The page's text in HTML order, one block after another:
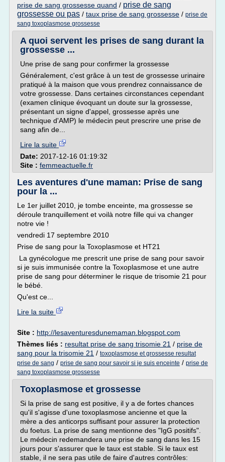
prise de sang grossesse quand / prise de sang
grossesse ou pas / taux prise de sang grossesse / prise de
sang toxoplasmose grossesse
A quoi servent les prises de sang durant la
grossesse ...
Une prise de sang pour confirmer la grossesse
Généralement, c'est grâce à un test de grossesse urinaire
pratiqué à la maison que vous prendrez connaissance de
votre grossesse. Dans certaines circonstances cependant
(examen clinique évoquant un doute sur la grossesse,
présentant un signe d'appel, grossesse après une
technique d'AMP) le médecin peut prescrire une prise de
sang afin de...
Lire la suite
Date: 2017-12-16 01:19:32
Site : femmeactuelle.fr
Les aventures d'une maman: Prise de sang
pour la ...
Le 1er juillet 2010, je tombe enceinte, ma grossesse se
déroule tranquillement et voilà notre fille qui va changer
notre vie !
vendredi 17 septembre 2010
Prise de sang pour la Toxoplasmose et HT21
La gynécologue me prescrit une prise de sang pour savoir
si je suis immunisée contre la Toxoplasmose et une autre
prise de sang pour déterminer le risque de trisomie 21 pour
le bébé.
Qu'est ce...
Lire la suite
Site : http://lesaventuresdunemaman.blogspot.com
Thèmes liés : resultat prise de sang trisomie 21 / prise de
sang pour la trisomie 21 / toxoplasmose et grossesse resultat
prise de sang / prise de sang pour savoir si je suis enceinte / prise de
sang toxoplasmose grossesse
Toxoplasmose et grossesse
Si la prise de sang est positive, il y a de fortes chances
qu'il s'agisse d'une toxoplasmose ancienne et que la
mère a des anticorps suffisant pour assurer la protection
du foetus. La prise de sang mentionne des "IgG positifs".
Le médecin redemandera une prise de sang dans les 15
jours pour s'assurer que le taux est stable. Si le taux est
stable, il ne sera pas utile de faire d'autres contrôles: